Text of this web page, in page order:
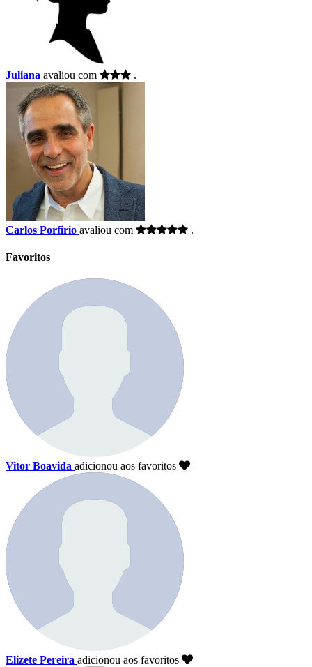
Juliana avaliou com .
Carlos Porfirio avaliou com .
Favoritos
Vitor Boavida adicionou aos favoritos
Elizete Pereira adicionou aos favoritos